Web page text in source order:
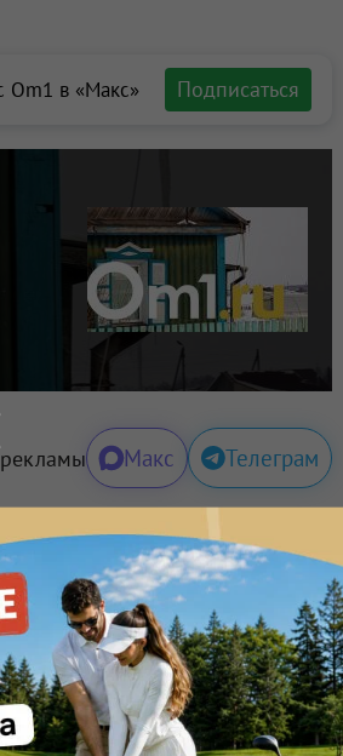
Om1 в «Макс» Подписаться
Макс Телеграм
обработки